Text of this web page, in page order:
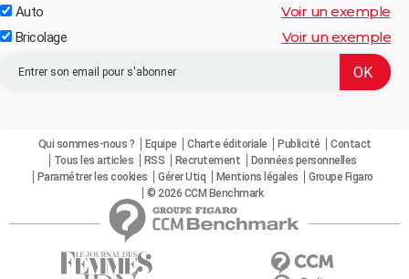
Auto Voir un exemple
Bricolage Voir un exemple
Qui sommes-nous ? Equipe Charte éditoriale Publicité
Contact
Tous les articles
RSS Recrutement
Données personnelles
Paramétrer les cookies
Gérer Utiq Mentions légales
Groupe Figaro
© 2026 CCM Benchmark